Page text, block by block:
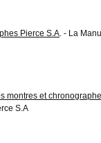
Pierce S.A . - La
montres et
S.A